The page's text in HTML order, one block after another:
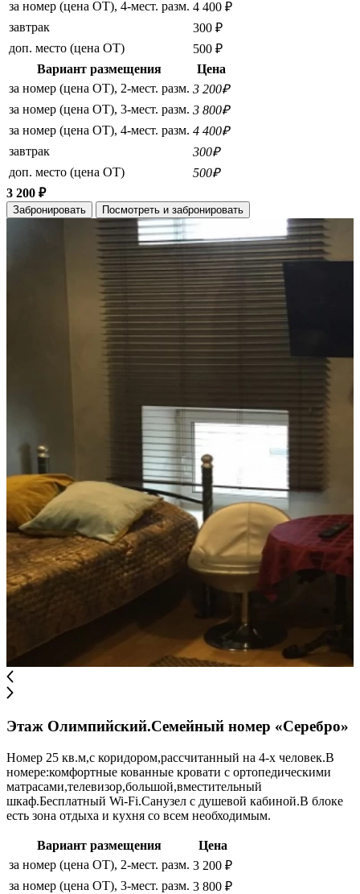
за номер (цена ОТ), 4-мест. разм. 4 400 ₽
завтрак
300 ₽
доп. место (цена ОТ)
500 ₽
Вариант размещения
Цена
за номер (цена ОТ), 2-мест. разм. 3 200₽
за номер (цена ОТ), 3-мест. разм. 3 800₽
за номер (цена ОТ), 4-мест. разм. 4 400₽
завтрак
300₽
доп. место (цена ОТ)
500₽
3 200 ₽
Забронировать Посмотреть и забронировать
Этаж Олимпийский.Семейный номер «Серебро»
Номер 25 кв.м,с коридором,рассчитанный на 4-х человек.В
номере:комфортные кованные кровати с ортопедическими
матрасами,телевизор,большой,вместительный
шкаф.Бесплатный Wi-Fi.Санузел с душевой кабиной.В блоке
есть зона отдыха и кухня со всем необходимым.
Вариант размещения
Цена
за номер (цена ОТ), 2-мест. разм. 3 200 ₽
за номер (цена ОТ), 3-мест. разм. 3 800 ₽